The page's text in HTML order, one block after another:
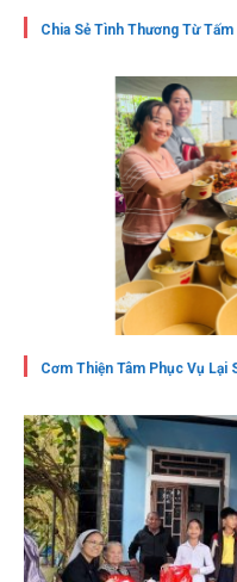
Chia Sẻ Tình Thương Từ
Cơm Thiện Tâm Phục Vụ Lại